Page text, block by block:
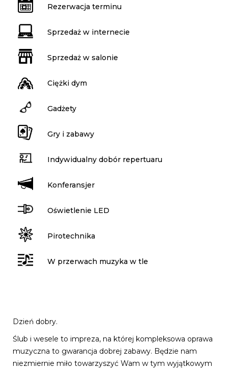
Rezerwacja terminu
Sprzedaż w internecie
Sprzedaż w salonie
Ciężki dym
Gadżety
Gry i zabawy
Indywidualny dobór repertuaru
Konferansjer
Oświetlenie LED
Pirotechnika
W przerwach muzyka w tle
Dzień dobry.
Ślub i wesele to impreza, na której kompleksowa oprawa
muzyczna to gwarancja dobrej zabawy. Będzie nam
niezmiernie miło towarzyszyć Wam w tym wyjątkowym